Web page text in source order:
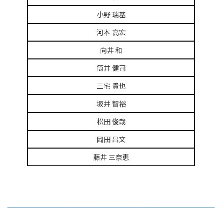
小野 瑞基
河本 高宏
向井 和
筒井 健司
三宅 貴也
坂井 智裕
松田 俊哉
岡田 昌文
藤井 三奈恵